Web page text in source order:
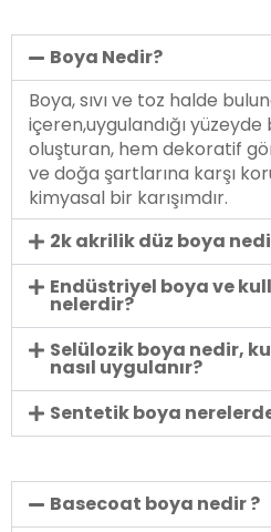
Boya Nedir?
Boya, sıvı ve toz halde
içeren,uygulandığı
oluşturan, hem dekoratif
ve doğa şartlarına karşı
kimyasal bir karışımdır.
2k akrilik düz boya
Endüstriyel boya ve
nelerdir?
Selülozik boya nedir,
nasıl uygulanır?
Sentetik boya
Basecoat boya nedir ?